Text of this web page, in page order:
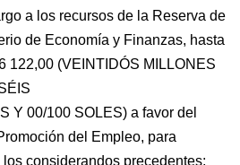
a los recursos de la Reserva de
de Economía y Finanzas, hasta
122,00 (VEINTIDÓS MILLONES
Y 00/100 SOLES) a favor del
del Empleo, para
considerandos precedentes;